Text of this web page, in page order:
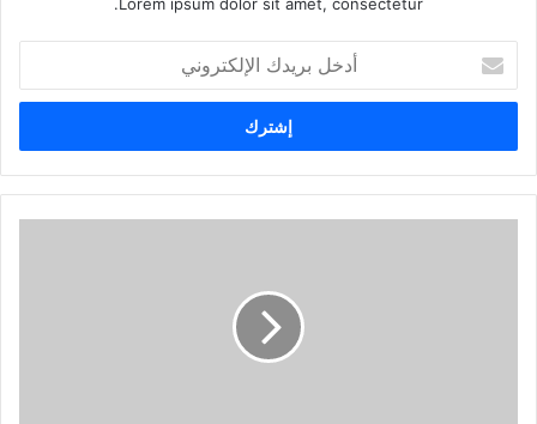
بريدك
الإلكتروني